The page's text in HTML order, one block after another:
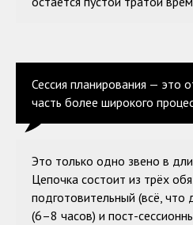
Сессия планирования — это
часть более широкого
Это только одно звено в
Цепочка состоит из трёх
подготовительный (всё, что
(6–8 часов) и пост-